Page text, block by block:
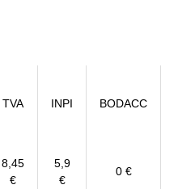
TVA INPI BODACC
8,45
€
5,9
€
0 €